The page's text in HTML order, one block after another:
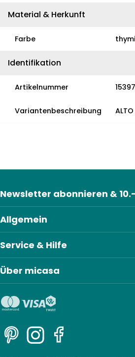
Material & Herkunft
Farbe
Identifikation
Artikelnummer
Variantenbeschreibung
Allgemein
Service & Hilfe
Über micasa
Newsletter abonnieren &
PinterestInstagramFacebook